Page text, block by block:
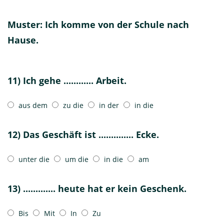
Muster: Ich komme von der Schule nach
Hause.
11) Ich gehe ............ Arbeit.
aus dem zu die in der in die
12) Das Geschäft ist .............. Ecke.
unter die um die in die am
13) ............. heute hat er kein Geschenk.
Bis Mit In Zu